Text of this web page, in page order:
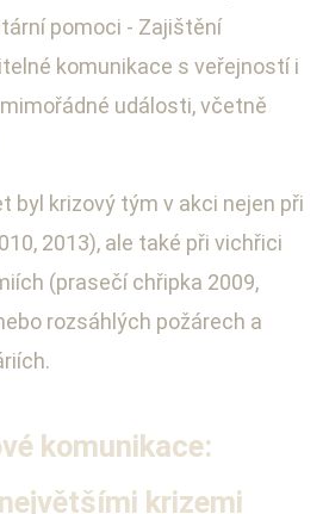
pomoci - Zajištění
komunikace s veřejností i
události, včetně
byl krizový tým v akci nejen při
2013), ale také při vichřici
(prasečí chřipka 2009,
rozsáhlých požárech a
komunikace:
krizemi